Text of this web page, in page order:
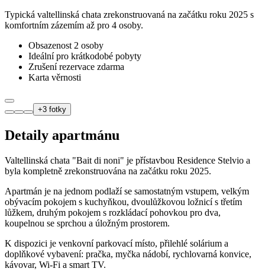
Typická valtellinská chata zrekonstruovaná na začátku roku 2025 s
komfortním zázemím až pro 4 osoby.
Obsazenost 2 osoby
Ideální pro krátkodobé pobyty
Zrušení rezervace zdarma
Karta věrnosti
+3 fotky
Detaily apartmánu
Valtellinská chata "Bait di noni" je přístavbou Residence Stelvio a
byla kompletně zrekonstruována na začátku roku 2025.
Apartmán je na jednom podlaží se samostatným vstupem, velkým
obývacím pokojem s kuchyňkou, dvoulůžkovou ložnicí s třetím
lůžkem, druhým pokojem s rozkládací pohovkou pro dva,
koupelnou se sprchou a úložným prostorem.
K dispozici je venkovní parkovací místo, přilehlé solárium a
doplňkové vybavení: pračka, myčka nádobí, rychlovarná konvice,
kávovar, Wi-Fi a smart TV.